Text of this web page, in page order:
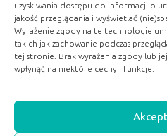
uzyskiwania dostępu do informacji o
jakość przeglądania i wyświetlać
Wyrażenie zgody na te technologie
takich jak zachowanie podczas
tej stronie. Brak wyrażenia zgody lub
wpłynąć na niektóre cechy i funkcje.
91-065
Serwisy